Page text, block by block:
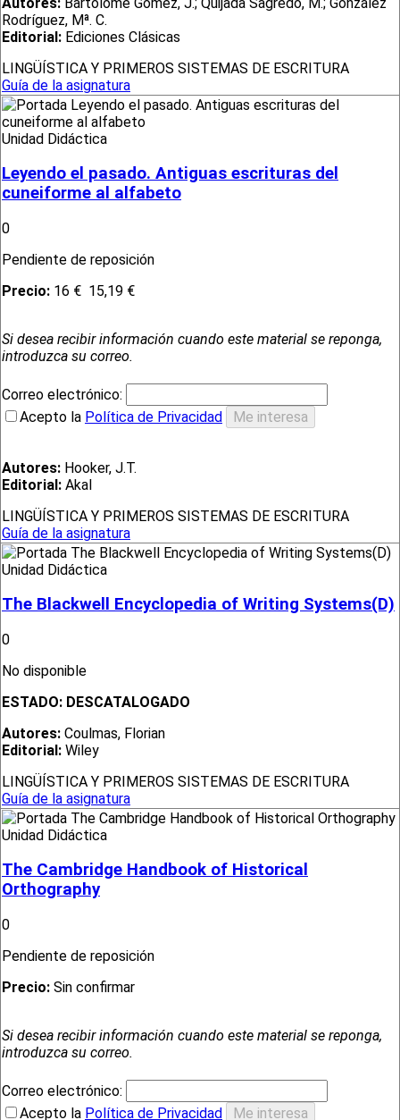
Rodríguez, Mª. C.
Editorial: Ediciones Clásicas
LINGÜÍSTICA Y PRIMEROS SISTEMAS DE ESCRITURA
Guía de la asignatura
Unidad Didáctica
Leyendo el pasado. Antiguas escrituras del
cuneiforme al alfabeto
0
Pendiente de reposición
Precio: 16 € 15,19 €
Si desea recibir información cuando este material se reponga,
introduzca su correo.
Correo electrónico:
Acepto la Política de Privacidad
Autores: Hooker, J.T.
Editorial: Akal
LINGÜÍSTICA Y PRIMEROS SISTEMAS DE ESCRITURA
Guía de la asignatura
Unidad Didáctica
The Blackwell Encyclopedia of Writing Systems(D)
0
No disponible
ESTADO: DESCATALOGADO
Autores: Coulmas, Florian
Editorial: Wiley
LINGÜÍSTICA Y PRIMEROS SISTEMAS DE ESCRITURA
Guía de la asignatura
Unidad Didáctica
The Cambridge Handbook of Historical
Orthography
0
Pendiente de reposición
Precio: Sin confirmar
Si desea recibir información cuando este material se reponga,
introduzca su correo.
Correo electrónico:
Acepto la Política de Privacidad